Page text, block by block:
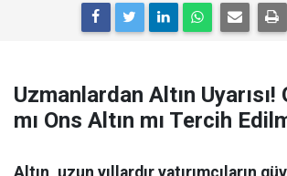
Uzmanlardan Altın Uyarısı!
mı Ons Altın mı Tercih
Altın, uzun yıllardır yatırımcıların